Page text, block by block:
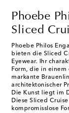
Phoebe
Sliced
Phoebe Philos
bieten die Sliced
Eyewear. Ihr
Form, die in
markante
architektonischer
Die Kunst liegt im
Diese Sliced
kompromisslose